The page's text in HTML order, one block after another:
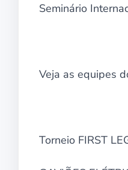
Seminário
Veja as equipes
Torneio FIRST